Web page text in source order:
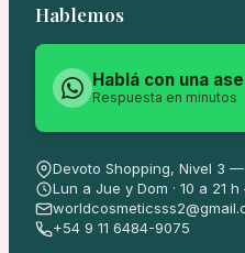
Hablemos
Hablá con una
Respuesta en minutos
Devoto Shopping, Nivel 3 —
Lun a Jue y Dom · 10 a 21
+54 9 11 6484-9075